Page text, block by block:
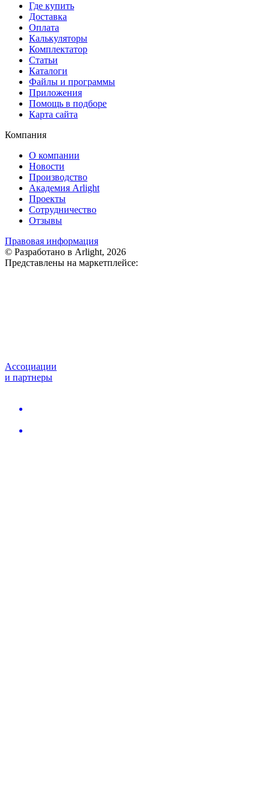
Где купить
Доставка
Оплата
Калькуляторы
Комплектатор
Статьи
Каталоги
Файлы и программы
Приложения
Помощь в подборе
Карта сайта
Компания
О компании
Новости
Производство
Академия Arlight
Проекты
Сотрудничество
Отзывы
Правовая информация
© Разработано в Arlight, 2026
Представлены на маркетплейсе:
Ассоциации
и партнеры